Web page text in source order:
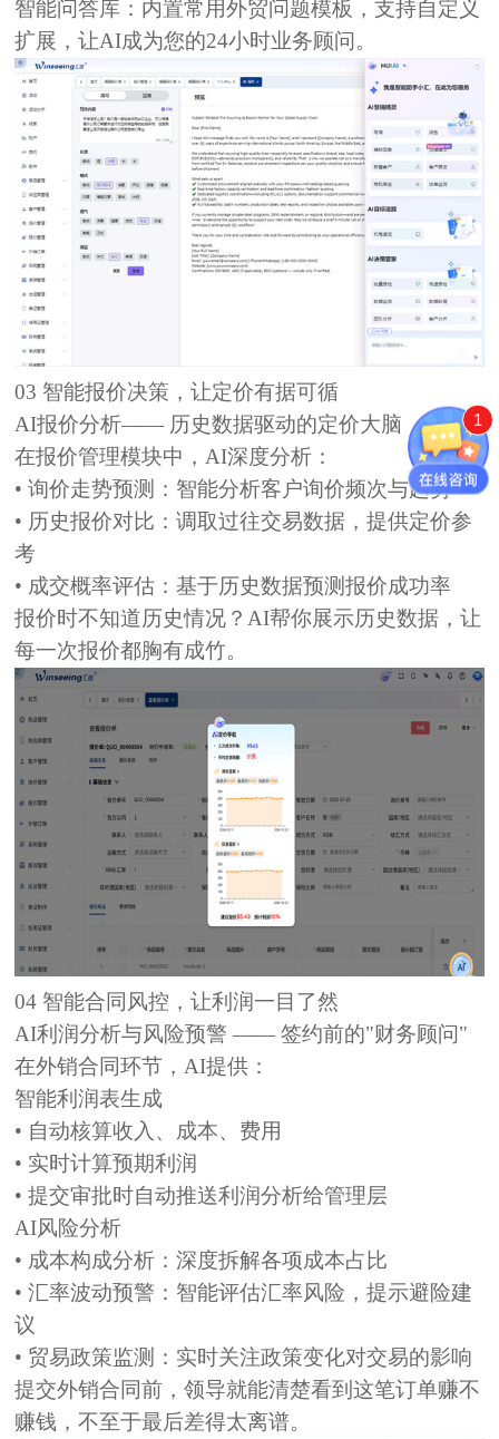
智能问答库： 内置常用外贸问题模板，支持自定义
扩展，让AI成为您的24小时业务顾问。
03 智能报价决策，让定价有据可循
AI报价分析—— 历史数据驱动的定价大脑
在报价管理模块中，AI深度分析：
• 询价走势预测： 智能分析客户询价频次与趋势
• 历史报价对比：调取过往交易数据，提供定价参
考
• 成交概率评估：基于历史数据预测报价成功率
报价时不知道历史情况？AI帮你展示历史数据，让
每一次报价都胸有成竹。
04 智能合同风控，让利润一目了然
AI利润分析与风险预警 —— 签约前的"财务顾问"
在外销合同环节，AI提供：
智能利润表生成
• 自动核算收入、成本、费用
• 实时计算预期利润
• 提交审批时自动推送利润分析给管理层
AI风险分析
• 成本构成分析：深度拆解各项成本占比
• 汇率波动预警： 智能评估汇率风险，提示避险建
议
• 贸易政策监测： 实时关注政策变化对交易的影响
提交外销合同前，领导就能清楚看到这笔订单赚不
赚钱，不至于最后差得太离谱。
1